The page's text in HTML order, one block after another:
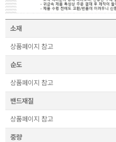
소재
상품페이지 참고
순도
상품페이지 참고
밴드재질
상품페이지 참고
중량